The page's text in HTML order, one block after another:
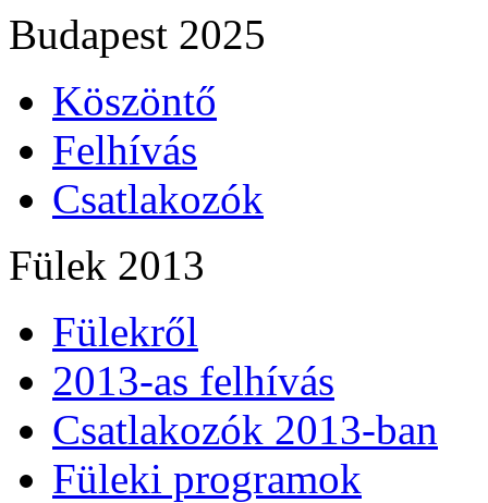
Budapest 2025
Köszöntő
Felhívás
Csatlakozók
Fülek 2013
Fülekről
2013-as felhívás
Csatlakozók 2013-ban
Füleki programok